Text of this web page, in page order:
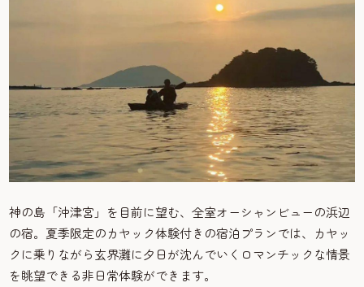
神の島「沖津宮」を目前に望む、全室オーシャンビューの浜辺
の宿。夏季限定のカヤック体験付きの宿泊プランでは、カヤッ
クに乗りながら玄界灘に夕日が沈んでいくロマンチックな情景
を眺望できる非日常体験ができます。